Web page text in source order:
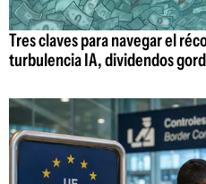
Tres claves para navegar el
turbulencia IA, dividendos